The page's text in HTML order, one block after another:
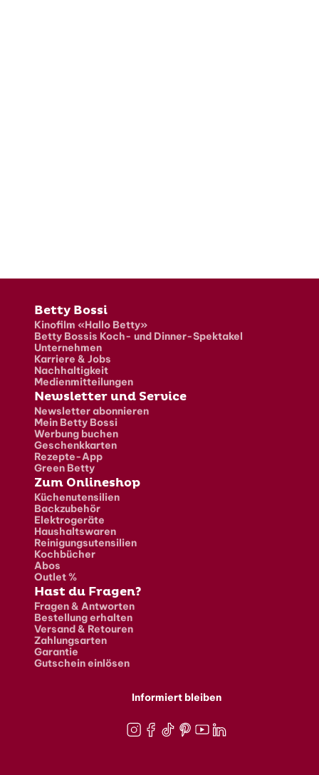
Fusszeile
Betty Bossi
Kinofilm «Hallo Betty»
Betty Bossis Koch- und Dinner-Spektakel
Unternehmen
Karriere & Jobs
Nachhaltigkeit
Medienmitteilungen
Newsletter und Service
Newsletter abonnieren
Mein Betty Bossi
Werbung buchen
Geschenkkarten
Rezepte-App
Green Betty
Zum Onlineshop
Küchenutensilien
Backzubehör
Elektrogeräte
Haushaltswaren
Reinigungsutensilien
Kochbücher
Abos
Outlet %
Hast du Fragen?
Fragen & Antworten
Bestellung erhalten
Versand & Retouren
Zahlungsarten
Garantie
Gutschein einlösen
Informiert bleiben